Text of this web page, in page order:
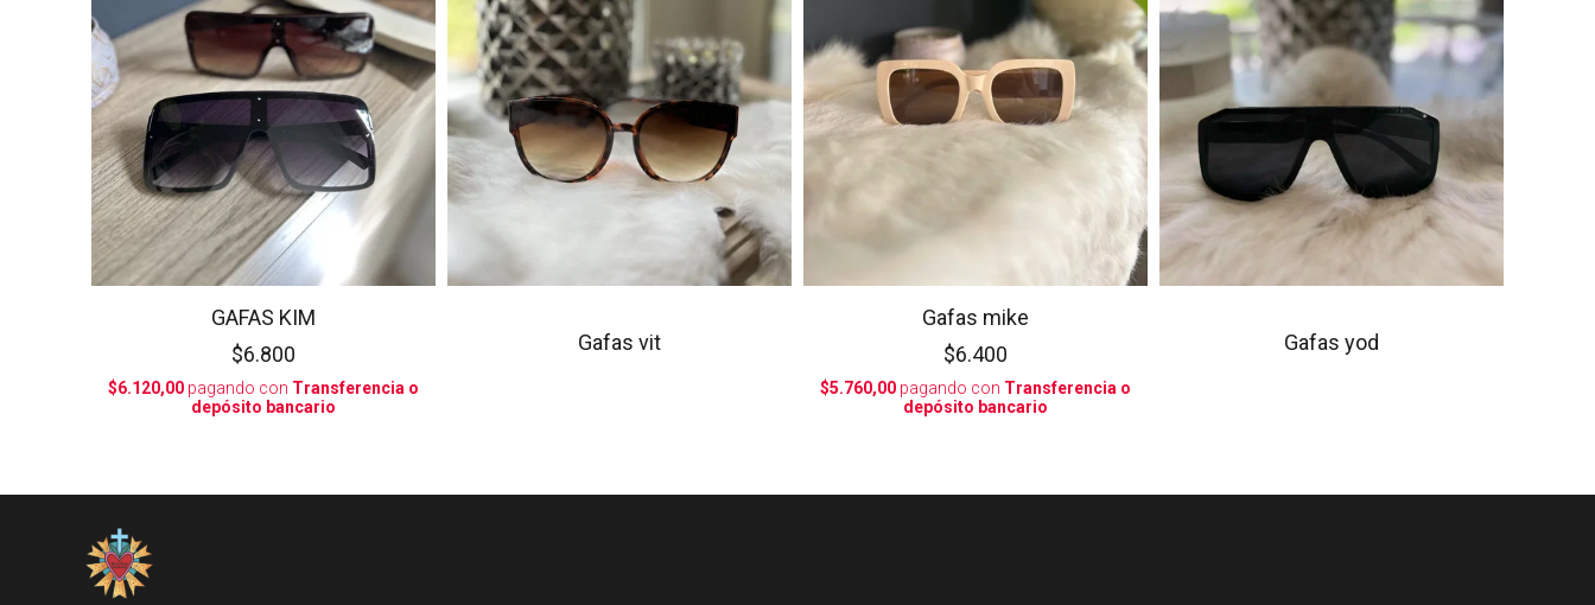
GAFAS KIM
$6.800
$6.120,00 pagando con Transferencia o
depósito bancario
Gafas vit
Gafas mike
$6.400
$5.760,00 pagando con Transferencia o
depósito bancario
Gafas yod